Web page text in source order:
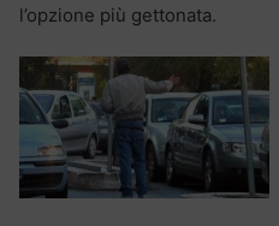
l’opzione più gettonata.